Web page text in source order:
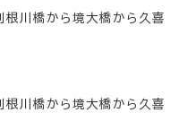
川橋から境大橋から久喜
川橋から境大橋から久喜